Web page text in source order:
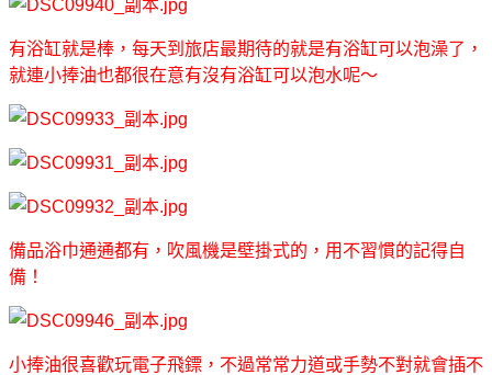
有浴缸就是棒，每天到旅店最期待的就是有浴缸可以泡澡了，
就連小捧油也都很在意有沒有浴缸可以泡水呢～
備品浴巾通通都有，吹風機是壁掛式的，用不習慣的記得自
備！
小捧油很喜歡玩電子飛鏢，不過常常力道或手勢不對就會插不